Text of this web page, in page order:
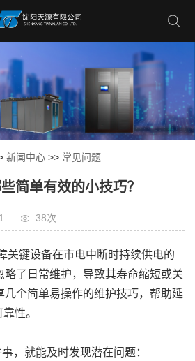
新闻中心 >> 常见问题
简单有效的小技巧？
38次
关键设备在市电中断时持续供电的
略了日常维护，导致其寿命缩短或关
几个简单易操作的维护技巧，帮助延
性。
，就能及时发现潜在问题：